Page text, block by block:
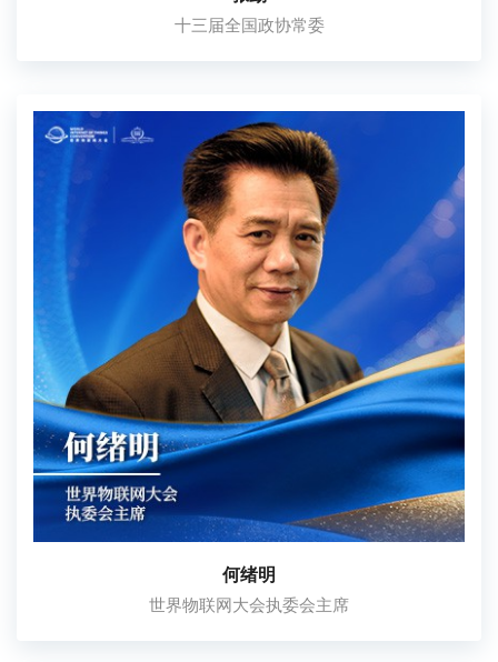
十三届全国政协常委
何绪明
世界物联网大会执委会主席